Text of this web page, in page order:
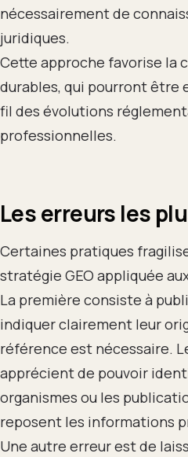
nécessairement de
juridiques.
Cette approche favorise la
durables, qui pourront être
fil des évolutions
professionnelles.
Les erreurs les
Certaines pratiques
stratégie GEO appliquée
La première consiste à
indiquer clairement leur
référence est nécessaire.
apprécient de pouvoir
organismes ou les
reposent les informations
Une autre erreur est de